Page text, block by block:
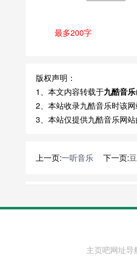
最多200字
版权声明：
1、本文内容转载于九酷音乐
2、本站收录九酷音乐时该
3、本站仅提供九酷音乐网
上一页:一听音乐 下一页:
主页吧网址导